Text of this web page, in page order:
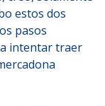
estos dos
pasos
intentar traer